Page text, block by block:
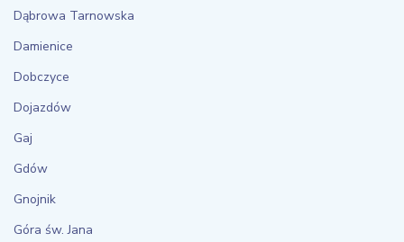
Dąbrowa Tarnowska
Damienice
Dobczyce
Dojazdów
Gaj
Gdów
Gnojnik
Góra św. Jana